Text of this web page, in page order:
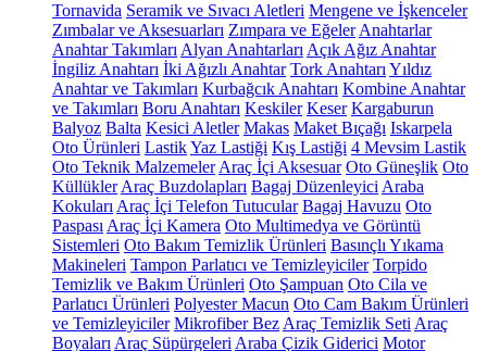
Tornavida Seramik ve Sıvacı Aletleri Mengene ve İşkenceler
Zımbalar ve Aksesuarları Zımpara ve Eğeler Anahtarlar
Anahtar Takımları Alyan Anahtarları Açık Ağız Anahtar
İngiliz Anahtarı İki Ağızlı Anahtar Tork Anahtarı Yıldız
Anahtar ve Takımları Kurbağcık Anahtarı Kombine Anahtar
ve Takımları Boru Anahtarı Keskiler Keser Kargaburun
Balyoz Balta Kesici Aletler Makas Maket Bıçağı Iskarpela
Oto Ürünleri LastikYaz Lastiği Kış Lastiği 4 Mevsim Lastik
Oto Teknik Malzemeler Araç İçi Aksesuar Oto Güneşlik Oto
Küllükler Araç Buzdolapları Bagaj Düzenleyici Araba
Kokuları Araç İçi Telefon Tutucular Bagaj Havuzu Oto
Paspası Araç İçi Kamera Oto Multimedya ve Görüntü
Sistemleri Oto Bakım Temizlik Ürünleri Basınçlı Yıkama
Makineleri Tampon Parlatıcı ve Temizleyiciler Torpido
Temizlik ve Bakım Ürünleri Oto Şampuan Oto Cila ve
Parlatıcı Ürünleri Polyester Macun Oto Cam Bakım Ürünleri
ve Temizleyiciler Mikrofiber Bez Araç Temizlik Seti Araç
Boyaları Araç Süpürgeleri Araba Çizik Giderici Motor